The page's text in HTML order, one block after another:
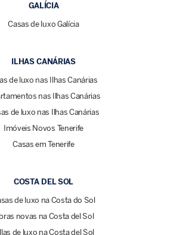
GALÍCIA
Casas de luxo Galícia
ILHAS CANÁRIAS
de luxo nas Ilhas Canárias
nas Ilhas Canárias
de luxo nas Ilhas Canárias
Imóveis Novos Tenerife
Casas em Tenerife
COSTA DEL SOL
de luxo na Costa do Sol
novas na Costa del Sol
de luxo na Costa del Sol